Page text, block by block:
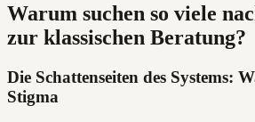
Warum suchen so viele
zur klassischen Beratung?
Die Schattenseiten des Systems:
Stigma